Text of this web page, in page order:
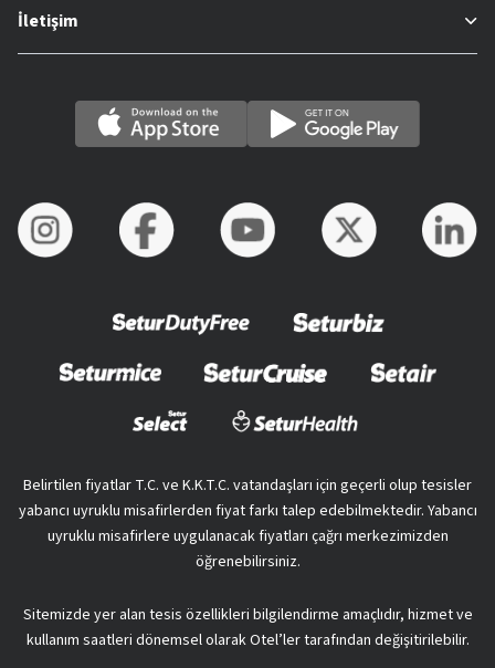
İletişim
Belirtilen fiyatlar T.C. ve K.K.T.C. vatandaşları için geçerli olup tesisler
yabancı uyruklu misafirlerden fiyat farkı talep edebilmektedir. Yabancı
uyruklu misafirlere uygulanacak fiyatları çağrı merkezimizden
öğrenebilirsiniz.
Sitemizde yer alan tesis özellikleri bilgilendirme amaçlıdır, hizmet ve
kullanım saatleri dönemsel olarak Otel’ler tarafından değişitirilebilir.